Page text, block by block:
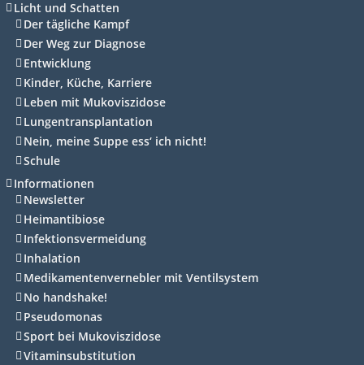
Licht und Schatten
Der tägliche Kampf
Der Weg zur Diagnose
Entwicklung
Kinder, Küche, Karriere
Leben mit Mukoviszidose
Lungentransplantation
Nein, meine Suppe ess‘ ich nicht!
Schule
Informationen
Newsletter
Heimantibiose
Infektionsvermeidung
Inhalation
Medikamentenvernebler mit Ventilsystem
No handshake!
Pseudomonas
Sport bei Mukoviszidose
Vitaminsubstitution